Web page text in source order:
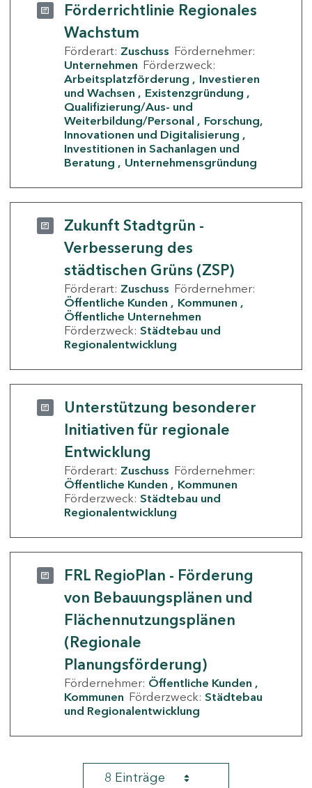
Förderrichtlinie Regionales
Wachstum
Förderart: Zuschuss Fördernehmer:
Unternehmen Förderzweck:
Arbeitsplatzförderung
Investieren
und Wachsen
Existenzgründung
Qualifizierung/Aus- und
Weiterbildung/Personal
Forschung,
Innovationen und Digitalisierung
Investitionen in Sachanlagen und
Beratung
Unternehmensgründung
Zukunft Stadtgrün -
Verbesserung des
städtischen Grüns (ZSP)
Förderart: Zuschuss Fördernehmer:
Öffentliche Kunden
Kommunen
Öffentliche Unternehmen
Förderzweck: Städtebau und
Regionalentwicklung
Unterstützung besonderer
Initiativen für regionale
Entwicklung
Förderart: Zuschuss Fördernehmer:
Öffentliche Kunden
Kommunen
Förderzweck: Städtebau und
Regionalentwicklung
FRL RegioPlan - Förderung
von Bebauungsplänen und
Flächennutzungsplänen
(Regionale
Planungsförderung)
Fördernehmer: Öffentliche Kunden
Kommunen Förderzweck: Städtebau
und Regionalentwicklung
8 Einträge